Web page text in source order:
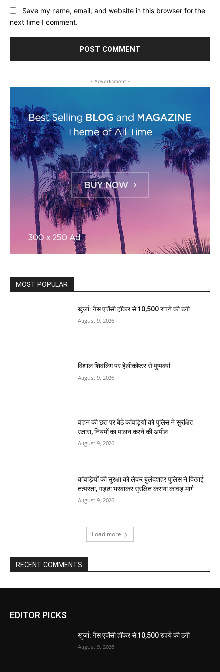
Save my name, email, and website in this browser for the
next time I comment.
- Advertisment -
MOST POPULAR
खुर्जा: गैस एजेंसी हॉकर से 10,500 रुपये की ठगी
August 9, 2026
विशाल शिवलिंग पर हेलीकॉप्टर से पुष्पवर्षा
August 9, 2026
वाहन की छत पर बैठे कांवड़ियों को पुलिस ने सुरक्षित
उतारा, नियमों का पालन करने की अपील
August 9, 2026
कांवड़ियों की सुरक्षा को लेकर बुलंदशहर पुलिस ने दिखाई
तत्परता, गड्ढा भरवाकर सुरक्षित कराया कांवड़ मार्ग
August 9, 2026
Load more
RECENT COMMENTS
EDITOR PICKS
खुर्जा: गैस एजेंसी हॉकर से 10,500 रुपये की ठगी
August 9, 2026